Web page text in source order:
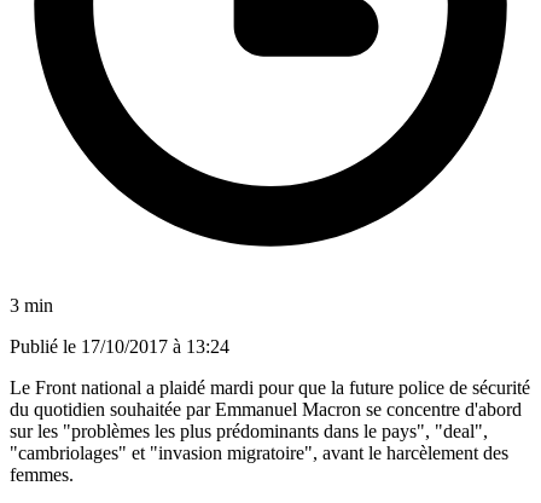
3 min
Publié le 17/10/2017 à 13:24
Le Front national a plaidé mardi pour que la future police de sécurité
du quotidien souhaitée par Emmanuel Macron se concentre d'abord
sur les "problèmes les plus prédominants dans le pays", "deal",
"cambriolages" et "invasion migratoire", avant le harcèlement des
femmes.